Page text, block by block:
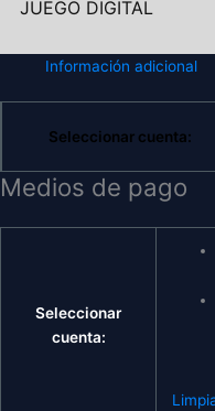
JUEGO DIGITAL
Información adicional
Seleccionar cuenta:
Medios de pago
Seleccionar
cuenta: